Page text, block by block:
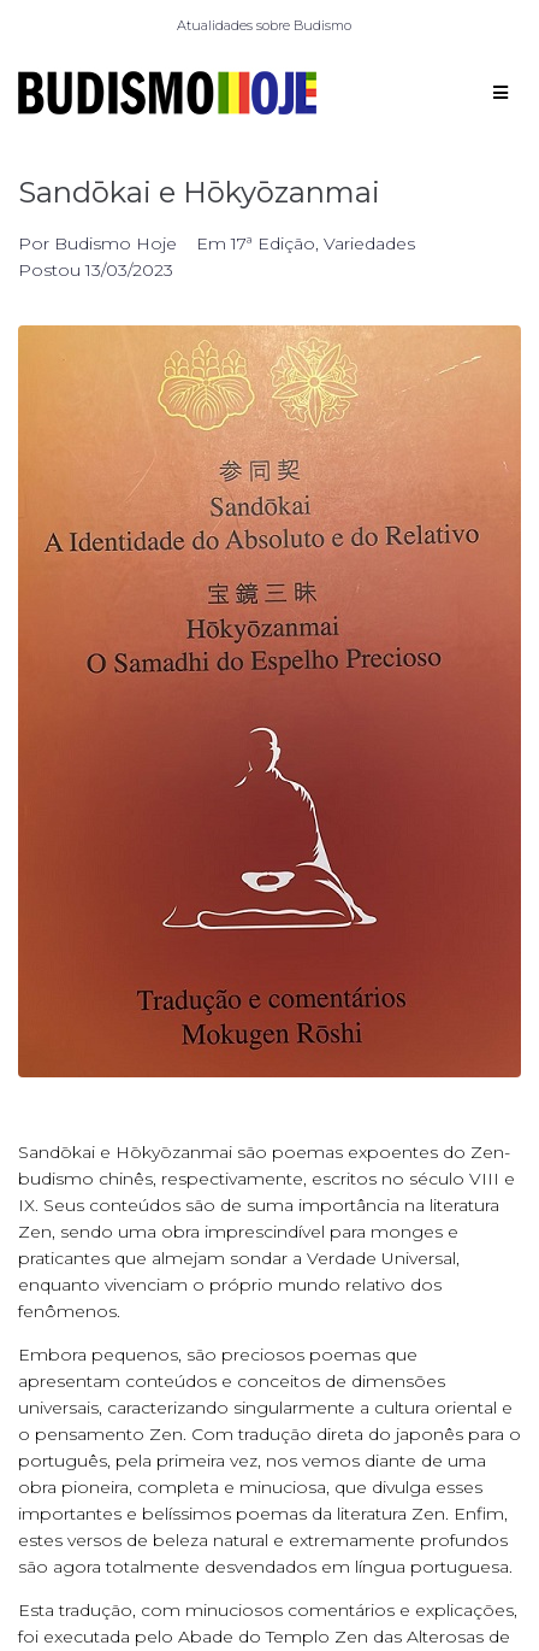
Atualidades sobre Budismo
Sandōkai e Hōkyōzanmai
Por Budismo Hoje Em17ª Edição, Variedades
Postou13/03/2023
Sandōkai e Hōkyōzanmai são poemas expoentes do Zen-
budismo chinês, respectivamente, escritos no século VIII e
IX. Seus conteúdos são de suma importância na literatura
Zen, sendo uma obra imprescindível para monges e
praticantes que almejam sondar a Verdade Universal,
enquanto vivenciam o próprio mundo relativo dos
fenômenos.
Embora pequenos, são preciosos poemas que
apresentam conteúdos e conceitos de dimensões
universais, caracterizando singularmente a cultura oriental e
o pensamento Zen. Com tradução direta do japonês para o
português, pela primeira vez, nos vemos diante de uma
obra pioneira, completa e minuciosa, que divulga esses
importantes e belíssimos poemas da literatura Zen. Enfim,
estes versos de beleza natural e extremamente profundos
são agora totalmente desvendados em língua portuguesa.
Esta tradução, com minuciosos comentários e explicações,
foi executada pelo Abade do Templo Zen das Alterosas de